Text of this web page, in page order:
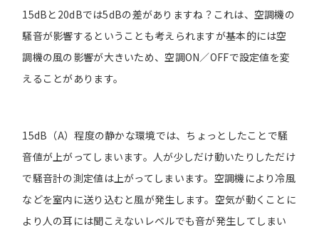
15dBと20dBでは5dBの差がありますね？これは、空調機の
騒音が影響するということも考えられますが基本的には空
調機の風の影響が大きいため、空調ON／OFFで設定値を変
えることがあります。
15dB（A）程度の静かな環境では、ちょっとしたことで騒
音値が上がってしまいます。人が少しだけ動いたりしただけ
で騒音計の測定値は上がってしまいます。空調機により冷風
などを室内に送り込むと風が発生します。空気が動くことに
より人の耳には聞こえないレベルでも音が発生してしまい